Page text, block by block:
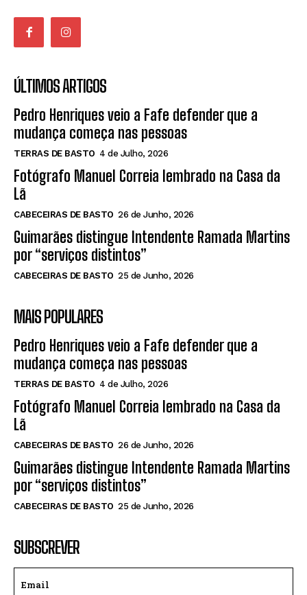
ÚLTIMOS ARTIGOS
Pedro Henriques veio a Fafe defender que a
mudança começa nas pessoas
TERRAS DE BASTO 4 de Julho, 2026
Fotógrafo Manuel Correia lembrado na Casa da
Lã
CABECEIRAS DE BASTO 26 de Junho, 2026
Guimarães distingue Intendente Ramada Martins
por “serviços distintos”
CABECEIRAS DE BASTO 25 de Junho, 2026
MAIS POPULARES
Pedro Henriques veio a Fafe defender que a
mudança começa nas pessoas
TERRAS DE BASTO 4 de Julho, 2026
Fotógrafo Manuel Correia lembrado na Casa da
Lã
CABECEIRAS DE BASTO 26 de Junho, 2026
Guimarães distingue Intendente Ramada Martins
por “serviços distintos”
CABECEIRAS DE BASTO 25 de Junho, 2026
SUBSCREVER